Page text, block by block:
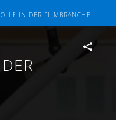
IN DER FILMBRANCHE